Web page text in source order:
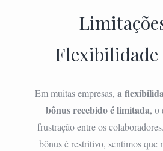
Flexibilidade
Em muitas empresas,a
bônus recebido é limitada, o
frustração entre os
bônus é restritivo, sentimos que